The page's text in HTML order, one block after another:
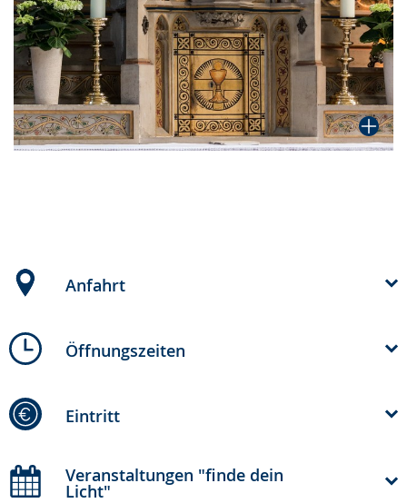
Anfahrt
Öffnungszeiten
Eintritt
Veranstaltungen "finde dein
Licht"